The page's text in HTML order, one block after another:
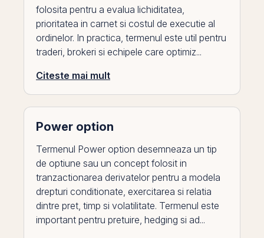
folosita pentru a evalua lichiditatea,
prioritatea in carnet si costul de executie al
ordinelor. In practica, termenul este util pentru
traderi, brokeri si echipele care optimiz...
Citeste mai mult
Power option
Termenul Power option desemneaza un tip
de optiune sau un concept folosit in
tranzactionarea derivatelor pentru a modela
drepturi conditionate, exercitarea si relatia
dintre pret, timp si volatilitate. Termenul este
important pentru pretuire, hedging si ad...